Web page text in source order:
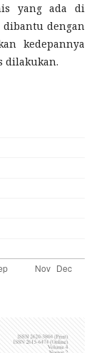
yang ada di
dibantu dengan
kedepannya
dilakukan.